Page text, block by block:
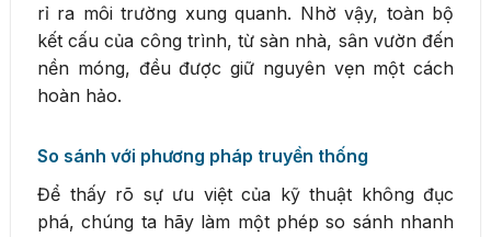
rỉ ra môi trường xung quanh. Nhờ vậy, toàn bộ
kết cấu của công trình, từ sàn nhà, sân vườn đến
nền móng, đều được giữ nguyên vẹn một cách
hoàn hảo.
So sánh với phương pháp truyền thống
Để thấy rõ sự ưu việt của kỹ thuật không đục
phá, chúng ta hãy làm một phép so sánh nhanh